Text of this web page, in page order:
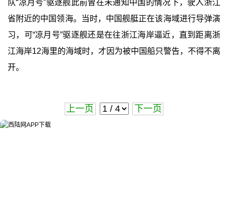
队“凉月号”驱逐舰此前曾在未通知中国的情况下，驶入浙江
省附近的中国领海。当时，中国舰艇正在该海域进行导弹演
习，可“凉月号”驱逐舰还是在往浙江海岸逼近，直到距离浙
江海岸12海里的海域时，才因为被中国船只警告，不得不离
开。
上一页 下一页